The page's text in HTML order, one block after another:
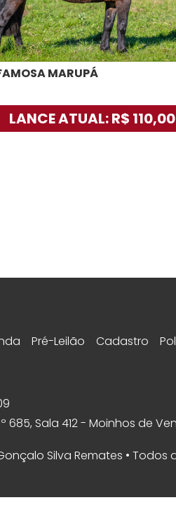
MARUPÁ
LANCE ATUAL: R$ 110,00
Pré-Leilão Cadastro
685, Sala 412 - Moinhos de
Silva Remates • Todos